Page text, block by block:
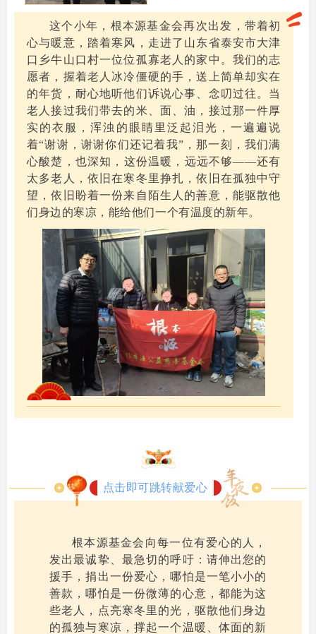
这个小年，根本源基金会再次出发，带着初
心与暖意，踏着寒风，走进了山东省泰安市大津
口乡牛山口村一位位孤寡老人的家中。我们的志
愿者，握着老人冰冷僵硬的手，送上简单却实在
的年货，耐心地听他们诉说心事、念叨过往。当
老人接过我们带去的米、面、油，接过那一件厚
实的衣服，浑浊的眼睛里泛起泪光，一遍遍说
着“谢谢，谢谢你们还记着我”，那一刻，我们满
心酸楚，也深知，这份温暖，远远不够——还有
太多老人，依旧在寒冬里挣扎，依旧在孤独中守
望，依旧盼着一份来自陌生人的善意，能驱散他
们身边的寒凉，能给他们一个有温度的新年。
点击即可跳转献爱心
根本源基金会向每一位有爱心的人，
发出最诚挚、最急切的呼吁：请伸出您的
援手，捐出一份爱心，哪怕是一笔小小的
善款，哪怕是一份微薄的心意，都能为这
些老人，点亮寒冬里的光，驱散他们身边
的孤独与寒凉，撑起一个温暖、体面的新